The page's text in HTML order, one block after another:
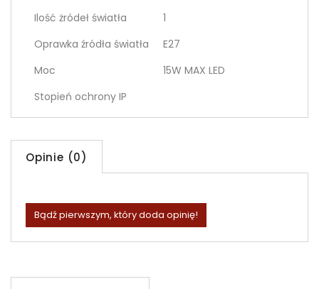
Ilość żródeł światła
1
Oprawka źródła światła
E27
Moc
15W MAX LED
Stopień ochrony IP
Opinie (0)
Bądź pierwszym, który doda opinię!